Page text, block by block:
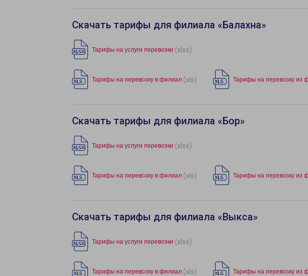
Скачать тарифы для филиала «Балахна»
Тарифы на услуги перевозки (xlsx)
Тарифы на перевозку в филиал (xls) Тарифы на перевозку из
Скачать тарифы для филиала «Бор»
Тарифы на услуги перевозки (xlsx)
Тарифы на перевозку в филиал (xls) Тарифы на перевозку из
Скачать тарифы для филиала «Выкса»
Тарифы на услуги перевозки (xlsx)
Тарифы на перевозку в филиал (xls) Тарифы на перевозку из